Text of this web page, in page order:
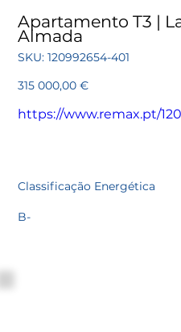
Apartamento T3 |
Almada
SKU: SKU
120992654-
120992654-401
Preço
315 000,00 €
https://www.remax.pt/
Classificação Energética
B-